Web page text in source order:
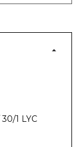
1 LYC